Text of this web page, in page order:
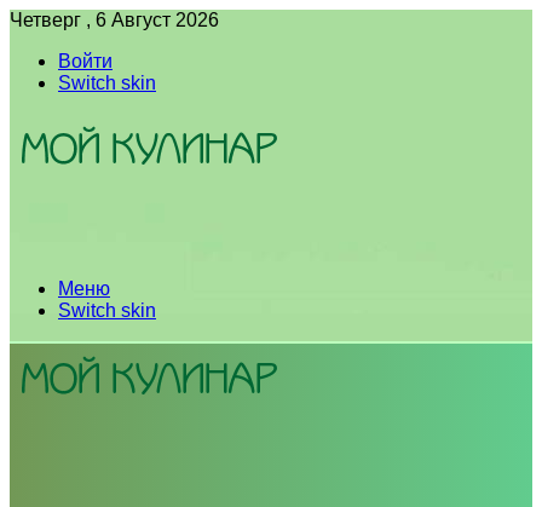
Четверг , 6 Август 2026
Войти
Switch skin
Меню
Switch skin